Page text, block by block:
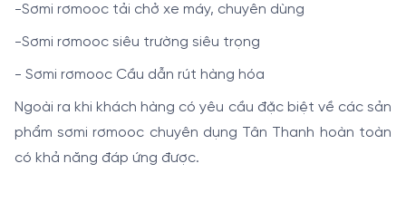
-Sơmi rơmooc tải chở xe máy, chuyên dùng
-Sơmi rơmooc siêu trường siêu trọng
- Sơmi rơmooc Cầu dẫn rút hàng hóa
Ngoài ra khi khách hàng có yêu cầu đặc biệt về các sản
phẩm sơmi rơmooc chuyên dụng Tân Thanh hoàn toàn
có khả năng đáp ứng được.